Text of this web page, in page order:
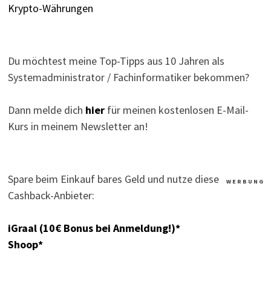
Krypto-Währungen
Du möchtest meine Top-Tipps aus 10 Jahren als
Systemadministrator / Fachinformatiker bekommen?
Dann melde dich hierfür meinen kostenlosen E-Mail-
Kurs in meinem Newsletter an!
W E R B U N G
Spare beim Einkauf bares Geld und nutze diese
Cashback-Anbieter:
iGraal (10€ Bonus bei Anmeldung!)*
Shoop*